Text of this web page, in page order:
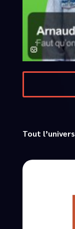
Tout